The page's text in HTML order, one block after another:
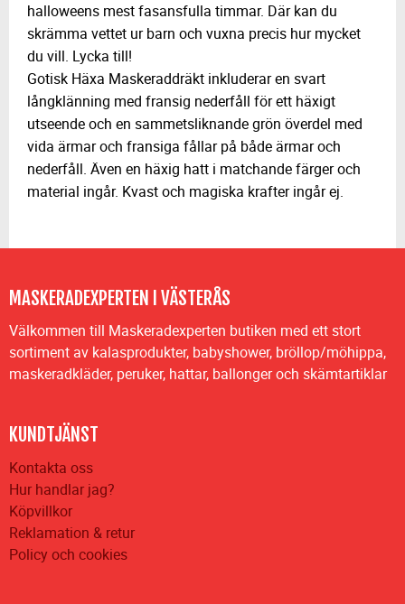
halloweens mest fasansfulla timmar. Där kan du
skrämma vettet ur barn och vuxna precis hur mycket
du vill. Lycka till!
Gotisk Häxa Maskeraddräkt inkluderar en svart
långklänning med fransig nederfåll för ett häxigt
utseende och en sammetsliknande grön överdel med
vida ärmar och fransiga fållar på både ärmar och
nederfåll. Även en häxig hatt i matchande färger och
material ingår. Kvast och magiska krafter ingår ej.
MASKERADEXPERTEN I VÄSTERÅS
Välkommen till Maskeradexperten butiken med ett stort
sortiment av kalasprodukter, babyshower, bröllop/möhippa,
maskeradkläder, peruker, hattar, ballonger och skämtartiklar
KUNDTJÄNST
Kontakta oss
Hur handlar jag?
Köpvillkor
Reklamation & retur
Policy och cookies